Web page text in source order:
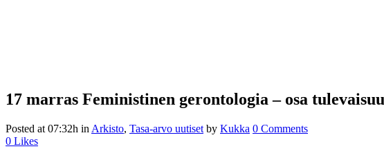
17 marras Feministinen gerontologia – osa
Posted at 07:32h in Arkisto, Tasa-arvo uutiset by Kukka 0 Comments
0 Likes